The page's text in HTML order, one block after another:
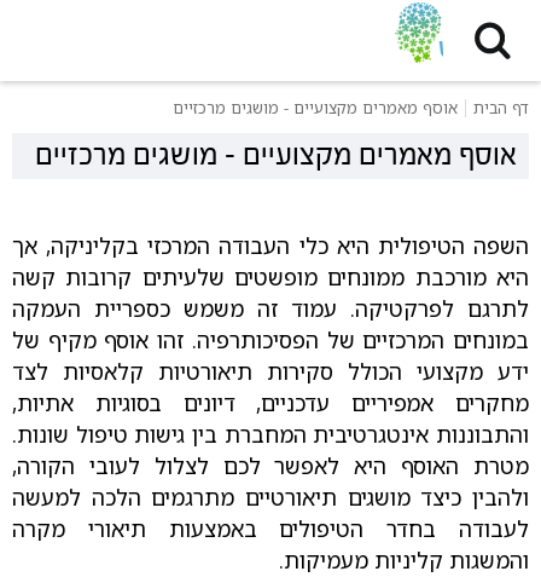
דף הבית אוסף מאמרים מקצועיים - מושגים מרכזיים
אוסף מאמרים מקצועיים - מושגים מרכזיים
השפה הטיפולית היא כלי העבודה המרכזי בקליניקה, אך
היא מורכבת ממונחים מופשטים שלעיתים קרובות קשה
לתרגם לפרקטיקה. עמוד זה משמש כספריית העמקה
במונחים המרכזיים של הפסיכותרפיה. זהו אוסף מקיף של
ידע מקצועי הכולל סקירות תיאורטיות קלאסיות לצד
מחקרים אמפיריים עדכניים, דיונים בסוגיות אתיות,
והתבוננות אינטגרטיבית המחברת בין גישות טיפול שונות.
מטרת האוסף היא לאפשר לכם לצלול לעובי הקורה,
ולהבין כיצד מושגים תיאורטיים מתרגמים הלכה למעשה
לעבודה בחדר הטיפולים באמצעות תיאורי מקרה
והמשגות קליניות מעמיקות.